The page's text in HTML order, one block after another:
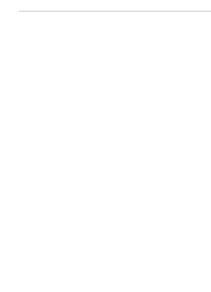
Промышленность